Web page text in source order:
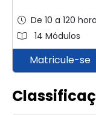
De 10 a 120
14 Módulos
Matricule-se